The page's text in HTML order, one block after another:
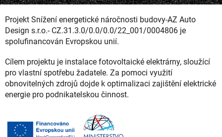
Projekt Snížení energetické náročnosti budovy-AZ Auto
Design s.r.o.- CZ.31.3.0/0.0/0.0/22_001/0004806 je
spolufinancován Evropskou unií.
Cílem projektu je instalace fotovoltaické elektrárny, sloužící
pro vlastní spotřebu žadatele. Za pomoci využití
obnovitelných zdrojů dojde k optimalizaci zajištění elektrické
energie pro podnikatelskou činnost.